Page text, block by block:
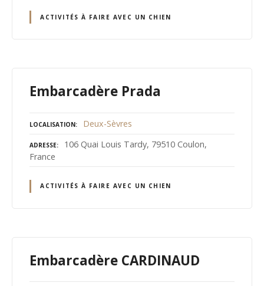
ACTIVITÉS À FAIRE AVEC UN CHIEN
Embarcadère Prada
LOCALISATION Deux-Sèvres
ADRESSE
106 Quai Louis Tardy, 79510 Coulon,
France
ACTIVITÉS À FAIRE AVEC UN CHIEN
Embarcadère CARDINAUD